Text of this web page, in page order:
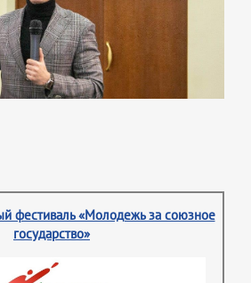
фестиваль «Молодежь за союзное
государство»